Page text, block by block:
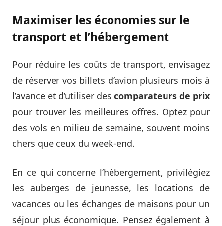
Maximiser les économies sur le
transport et l’hébergement
Pour réduire les coûts de transport, envisagez
de réserver vos billets d’avion plusieurs mois à
l’avance et d’utiliser des comparateurs de prix
pour trouver les meilleures offres. Optez pour
des vols en milieu de semaine, souvent moins
chers que ceux du week-end.
En ce qui concerne l’hébergement, privilégiez
les auberges de jeunesse, les locations de
vacances ou les échanges de maisons pour un
séjour plus économique. Pensez également à